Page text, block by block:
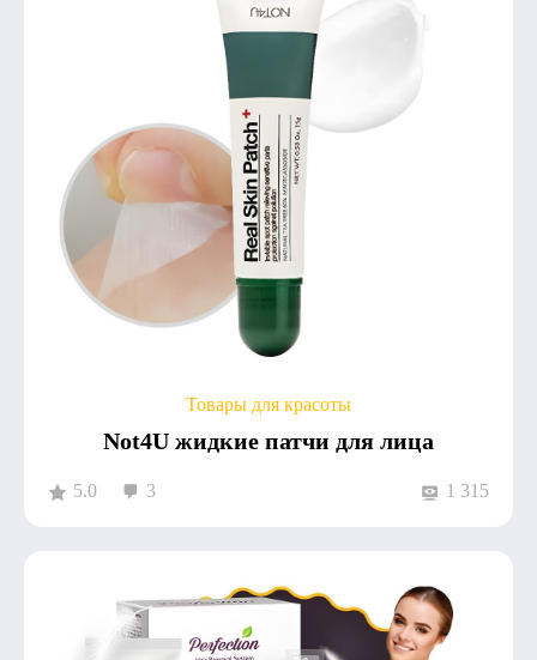
Товары для красоты
Not4U жидкие патчи для лица
5.0 3 1 315